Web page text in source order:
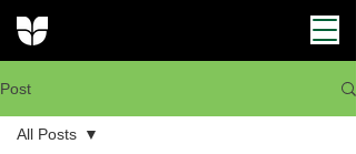
Post
All Posts